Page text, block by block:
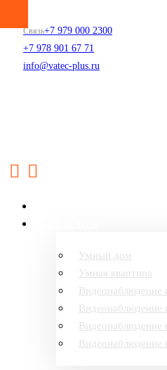
Связь+7 979 000 2300
+7 978 901 67 71
info@vatec-plus.ru
Умный дом
Умная квартира
Видеонаблюдение
Видеонаблюдение
Видеонаблюдение
Видеонаблюдение